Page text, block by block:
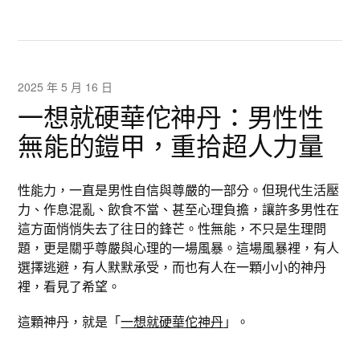
2025 年 5 月 16 日
一想就硬華佗神丹：男性性
無能的鎧甲，重拾超人力量
性能力，一直是男性自信與尊嚴的一部分。但現代生活壓
力、作息混亂、飲食不當、甚至心理負擔，讓許多男性在
這方面悄悄失去了往日的鋒芒。性無能，不只是生理問
題，更是關乎尊嚴與心理的一場風暴。這場風暴裡，有人
選擇逃避，有人默默承受，而也有人在一顆小小的神丹
裡，看見了希望。
這顆神丹，就是「一想就硬華佗神丹」。